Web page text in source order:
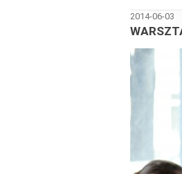
2014-06-03